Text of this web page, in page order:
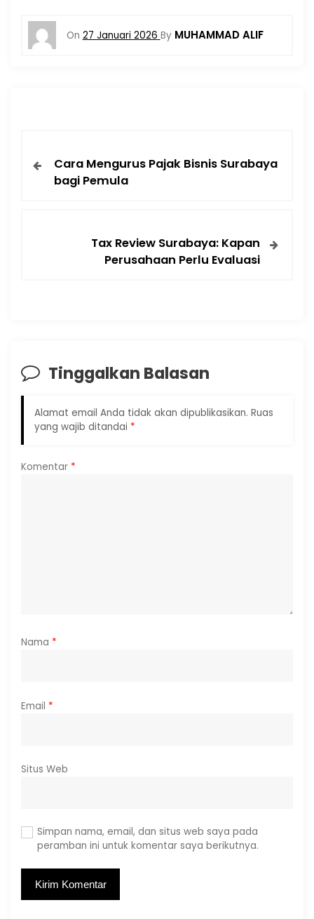
On 27 Januari 2026 By MUHAMMAD ALIF
Cara Mengurus Pajak Bisnis Surabaya
bagi Pemula
Tax Review Surabaya: Kapan
Perusahaan Perlu Evaluasi
Tinggalkan Balasan
Alamat email Anda tidak akan dipublikasikan. Ruas
yang wajib ditandai *
Komentar *
Nama *
Email *
Situs Web
Simpan nama, email, dan situs web saya pada
peramban ini untuk komentar saya berikutnya.